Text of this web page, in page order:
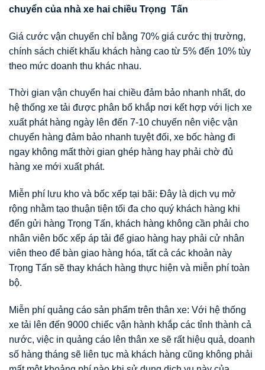
chuyển của nhà xe hai chiều Trọng Tấn
Giá cước vận chuyển chỉ bằng 70% giá cước thị trường,
chính sách chiết khấu khách hàng cao từ 5% đến 10% tùy
theo mức doanh thu khác nhau.
Thời gian vận chuyển hai chiều đảm bảo nhanh nhất, do
hệ thống xe tải được phân bổ khắp nơi kết hợp với lịch xe
xuất phát hàng ngày lên đến 7-10 chuyến nên việc vận
chuyển hàng đảm bảo nhanh tuyệt đối, xe bốc hàng đi
ngay không mất thời gian ghép hàng hay phải chờ đủ
hàng xe mới xuất phát.
Miễn phí lưu kho và bốc xếp tại bãi: Đây là dịch vụ mở
rộng nhằm tạo thuận tiện tối đa cho quý khách hàng khi
đến gửi hàng Trọng Tấn, khách hàng không cần phải cho
nhân viên bốc xếp áp tải để giao hàng hay phải cử nhân
viên theo để bàn giao hàng hóa, tất cả các khoản này
Trọng Tấn sẽ thay khách hàng thực hiện và miễn phí toàn
bộ.
Miễn phí quảng cáo sản phẩm trên thân xe: Với hệ thống
xe tải lên đến 9000 chiếc vận hành khắp các tỉnh thành cả
nước, việc in quảng cáo lên thân xe sẽ rất hiệu quả, doanh
số hàng tháng sẽ liên tục mà khách hàng cũng không phải